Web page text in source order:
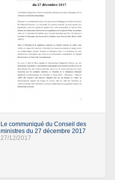
Le communiqué du Conseil des
ministres du 27 décembre 2017
27/12/2017